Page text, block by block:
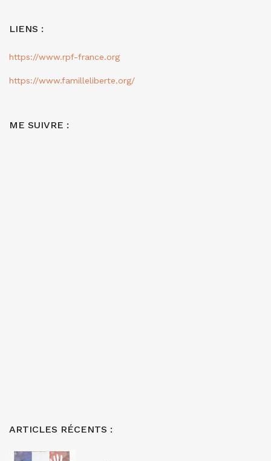
LIENS :
https://www.rpf-france.org
https://www.familleliberte.org/
ME SUIVRE :
ARTICLES RÉCENTS :